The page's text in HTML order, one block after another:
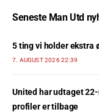
Seneste Man Utd
5 ting vi holder ekstra
7. AUGUST 2026 22:39
United har udtaget
profiler er tilbage